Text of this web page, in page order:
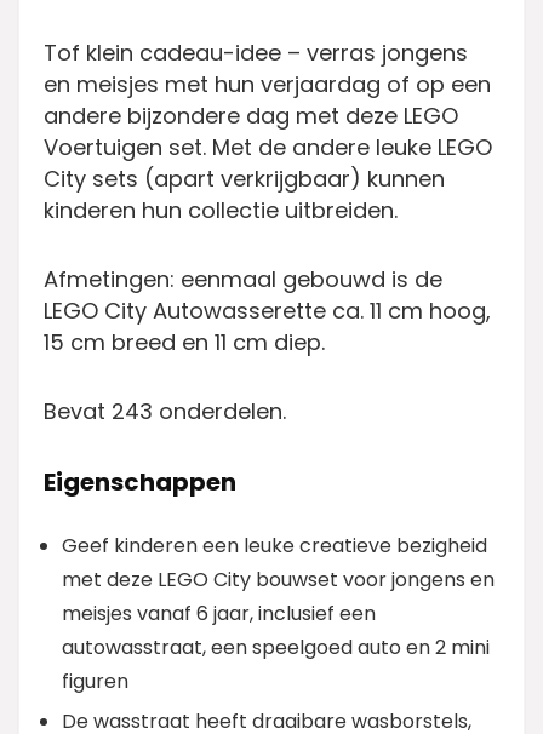
Tof klein cadeau-idee – verras jongens
en meisjes met hun verjaardag of op een
andere bijzondere dag met deze LEGO
Voertuigen set. Met de andere leuke LEGO
City sets (apart verkrijgbaar) kunnen
kinderen hun collectie uitbreiden.
Afmetingen: eenmaal gebouwd is de
LEGO City Autowasserette ca. 11 cm hoog,
15 cm breed en 11 cm diep.
Bevat 243 onderdelen.
Eigenschappen
Geef kinderen een leuke creatieve bezigheid
met deze LEGO City bouwset voor jongens en
meisjes vanaf 6 jaar, inclusief een
autowasstraat, een speelgoed auto en 2 mini
figuren
De wasstraat heeft draaibare wasborstels,